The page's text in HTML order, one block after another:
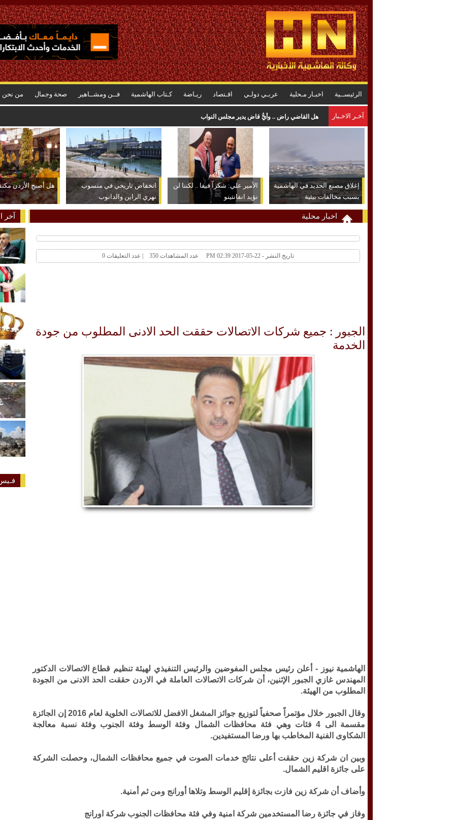
الرئيســية اخبـار مـحلية عربـي دولـي اقـتصاد ريـاضة كـتاب الهاشمية فــن ومشــاهير صحة وجمال من نحن
آخـر الاخـبار هل القاضي راضٍ .. وأيُّ قاضٍ يدير مجلس النواب
إغلاق مصنع الحديد في الهاشمية
بسبب مخالفات بيئية
الأمير علي: شكراً فيفا .. لكننا لن
نؤيد انفانتينو
انخفاض تاريخي في منسوب
نهري الراين والدانوب
هل أصبح الأردن
اخبار محلية
تاريخ النشر - 22-05-2017 02:39 PM عدد المشاهدات 350 | عدد التعليقات 0
الجبور : جميع شركات الاتصالات حققت الحد الادنى المطلوب من جودة
الخدمة
الهاشمية نيوز -
أعلن رئيس مجلس المفوضين والرئيس التنفيذي لهيئة تنظيم قطاع الاتصالات الدكتور
المهندس غازي الجبور الإثنين، أن شركات الاتصالات العاملة في الاردن حققت الحد الادنى من الجودة
المطلوب من الهيئة.
وقال الجبور خلال مؤتمراً صحفياً لتوزيع جوائز المشغل الافضل للاتصالات الخلوية لعام 2016 إن الجائزة
مقسمة الى 4 فئات وهي فئة محافظات الشمال وفئة الوسط وفئة الجنوب وفئة نسبة معالجة
الشكاوى الفنية المخاطب بها ورضا المستفيدين.
وبين ان شركة زين حققت أعلى نتائج خدمات الصوت في جميع محافظات الشمال، وحصلت الشركة
على جائزة اقليم الشمال.
وأضاف أن شركة زين فازت بجائزة إقليم الوسط وتلاها أورانج ومن ثم أمنية.
وفاز في جائزة رضا المستخدمين شركة امنية وفي فئة محافظات الجنوب شركة اورانج
آخر